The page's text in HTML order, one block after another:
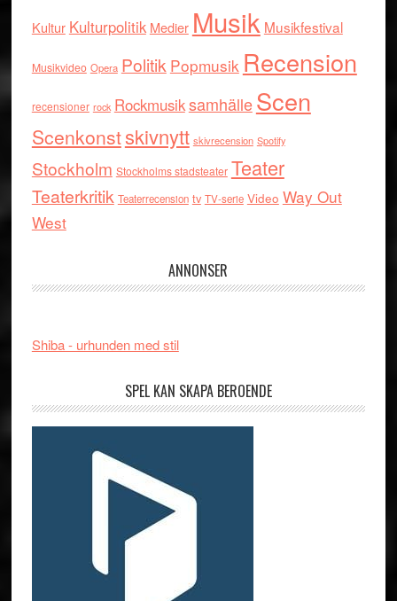
Kultur Kulturpolitik Medier Musik Musikfestival
Musikvideo Opera Politik Popmusik Recension
recensioner rock RockmusiksamhälleScen
Scenkonstskivnytt skivrecension Spotify
Stockholm Stockholms stadsteater Teater
Teaterkritik Teaterrecension tv TV-serie Video Way Out
West
ANNONSER
Shiba - urhunden med stil
SPEL KAN SKAPA BEROENDE